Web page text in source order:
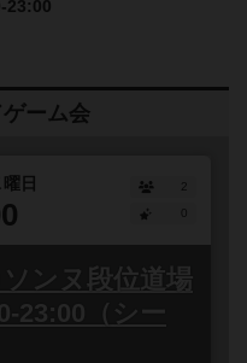
23:00
ーム会
曜日
2
ソンヌ段位道場
23:00（シー